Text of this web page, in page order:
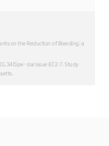
on the Reduction of Bleeding: a
34(Spe- cial Issue 8):2-7. Study